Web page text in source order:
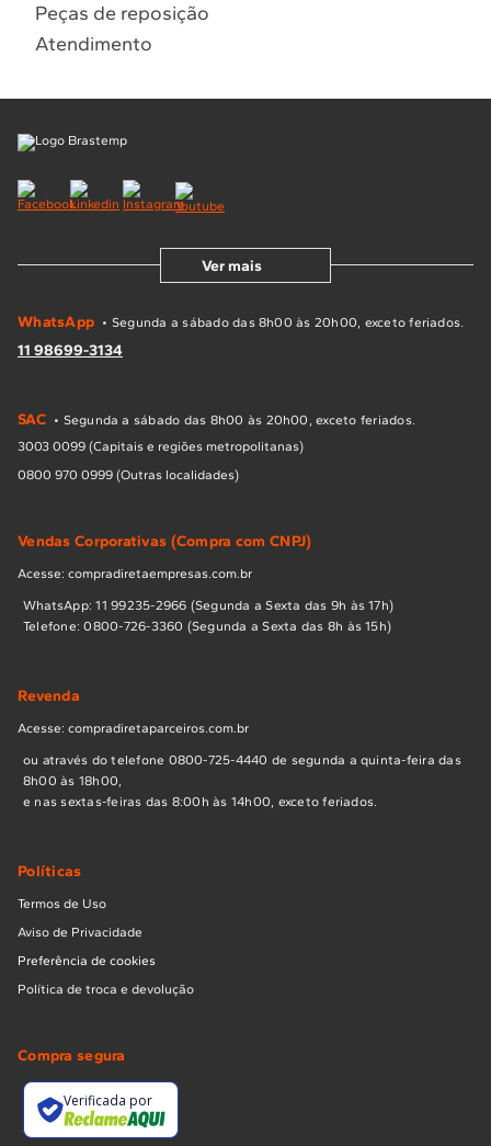
Peças de reposição
Atendimento
Ver mais
WhatsApp • Segunda a sábado das 8h00 às 20h00, exceto feriados.
11 98699-3134
SAC • Segunda a sábado das 8h00 às 20h00, exceto feriados.
3003 0099 (Capitais e regiões metropolitanas)
0800 970 0999 (Outras localidades)
Vendas Corporativas (Compra com CNPJ)
Acesse: compradiretaempresas.com.br
WhatsApp: 11 99235-2966 (Segunda a Sexta das 9h às 17h)
Telefone: 0800-726-3360 (Segunda a Sexta das 8h às 15h)
Revenda
Acesse: compradiretaparceiros.com.br
ou através do telefone 0800-725-4440 de segunda a quinta-feira das
8h00 às 18h00,
e nas sextas-feiras das 8:00h às 14h00, exceto feriados.
Políticas
Termos de Uso
Aviso de Privacidade
Preferência de cookies
Política de troca e devolução
Compra segura
Verificada por